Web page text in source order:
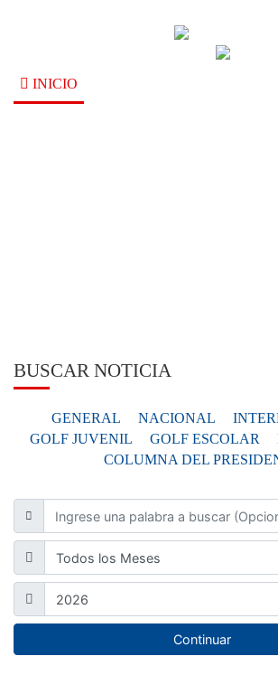
INICIO
BUSCAR NOTICIA
GENERAL NACIONAL
GOLF JUVENIL
GOLF ESCOLAR
COLUMNA DEL
Continuar